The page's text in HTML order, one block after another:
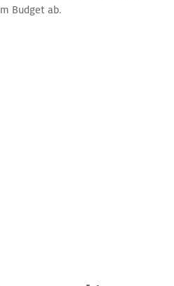
Budget ab.